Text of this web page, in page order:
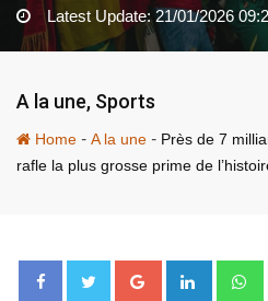
Latest Update: 21/01/2026
A la une, Sports
Home - A la une - Près de 7
rafle la plus grosse prime de
Google+ LinkedIn